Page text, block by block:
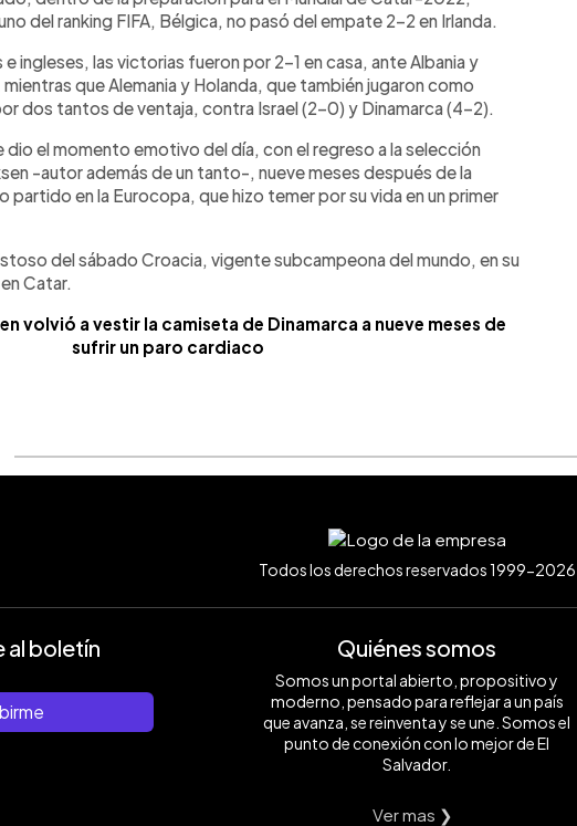
del ranking FIFA, Bélgica, no pasó del empate 2-2 en Irlanda.
e ingleses, las victorias fueron por 2-1 en casa, ante Albania y
que Alemania y Holanda, que también jugaron como
dos tantos de ventaja, contra Israel (2-0) y Dinamarca (4-2).
dio el momento emotivo del día, con el regreso a la selección
-autor además de un tanto-, nueve meses después de la
partido en la Eurocopa, que hizo temer por su vida en un primer
del sábado Croacia, vigente subcampeona del mundo, en su
Catar.
volvió a vestir la camiseta de Dinamarca a nueve meses de
sufrir un paro cardiaco
Todos los derechos reservados 1999-2026
al boletín Quiénes somos
Somos un portal abierto, propositivo y
moderno, pensado para reflejar a un país
que avanza, se reinventa y se une. Somos el
punto de conexión con lo mejor de El
Salvador.
Ver mas ❯